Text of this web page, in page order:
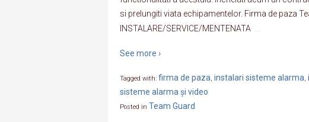
si prelungiti viata echipamentelor. Firma de paza
INSTALARE/SERVICE/MENTENATA
See more ›
Tagged with: firma de paza, instalari sisteme alarma,
sisteme alarma și video
Posted in Team Guard